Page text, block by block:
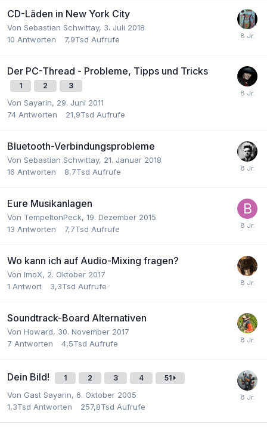
CD-Läden in New York City
Von Sebastian Schwittay, 3. Juli 2018
10 Antworten 7,9Tsd Aufrufe
Der PC-Thread - Probleme, Tipps und Tricks
1 2 3
Von Sayarin, 29. Juni 2011
74 Antworten 21,9Tsd Aufrufe
Bluetooth-Verbindungsprobleme
Von Sebastian Schwittay, 21. Januar 2018
16 Antworten 8,7Tsd Aufrufe
Eure Musikanlagen
Von TempeltonPeck, 19. Dezember 2015
13 Antworten 7,7Tsd Aufrufe
Wo kann ich auf Audio-Mixing fragen?
Von ImoX, 2. Oktober 2017
1 Antwort 3,3Tsd Aufrufe
Soundtrack-Board Alternativen
Von Howard, 30. November 2017
7 Antworten 4,5Tsd Aufrufe
Dein Bild! 1 2 3 4 51
Von Gast Sayarin, 6. Oktober 2005
1,3Tsd Antworten 257,8Tsd Aufrufe